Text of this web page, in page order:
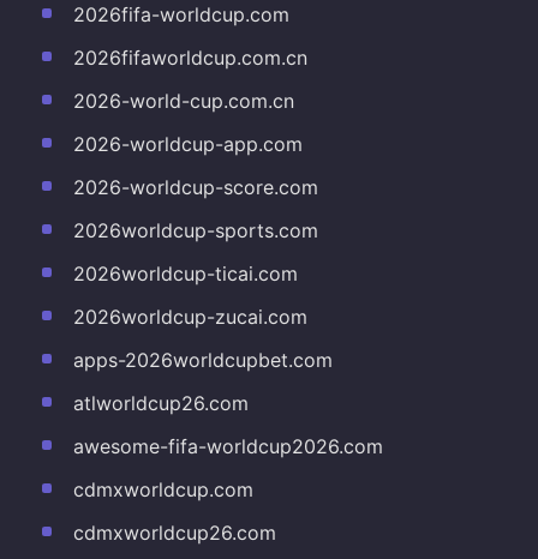
2026fifa-worldcup.com
2026fifaworldcup.com.cn
2026-world-cup.com.cn
2026-worldcup-app.com
2026-worldcup-score.com
2026worldcup-sports.com
2026worldcup-ticai.com
2026worldcup-zucai.com
apps-2026worldcupbet.com
atlworldcup26.com
awesome-fifa-worldcup2026.com
cdmxworldcup.com
cdmxworldcup26.com